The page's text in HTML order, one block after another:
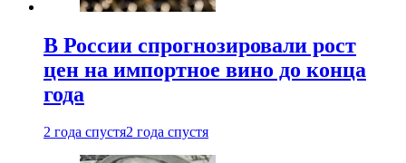
В России спрогнозировали рост
цен на импортное вино до конца
года
2 года спустя2 года спустя